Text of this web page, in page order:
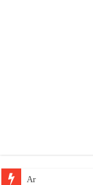
Arabic The